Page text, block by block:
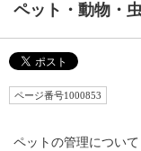
ペット・動物・
ページ番号1000853
ペットの管理について